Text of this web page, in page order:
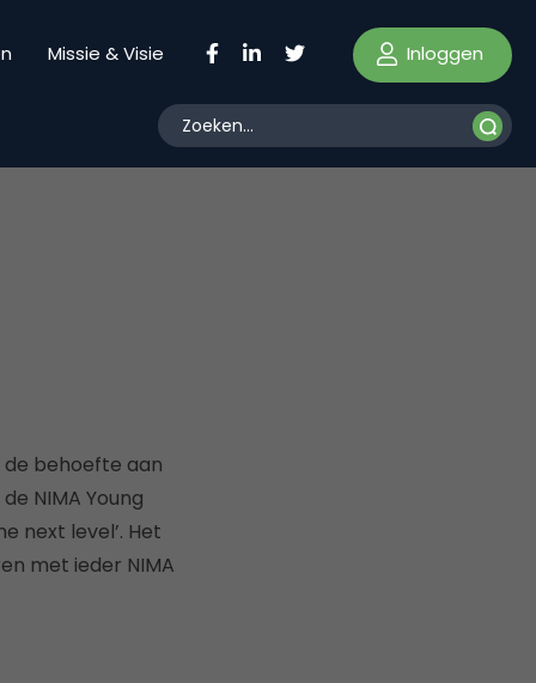
Missie & Visie Inloggen
de behoefte aan
NIMA Young
next level’. Het
met ieder NIMA